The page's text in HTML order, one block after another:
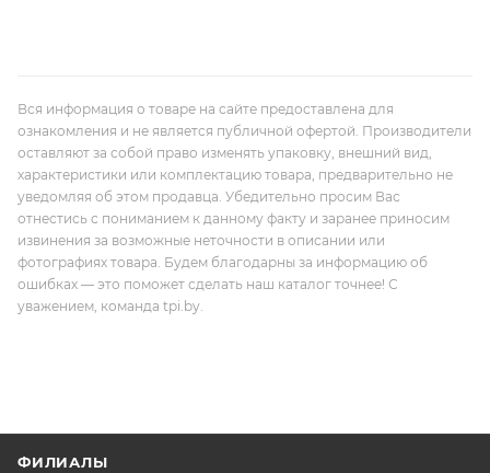
Вся информация о товаре на сайте предоставлена для
ознакомления и не является публичной офертой. Производители
оставляют за собой право изменять упаковку, внешний вид,
характеристики или комплектацию товара, предварительно не
уведомляя об этом продавца. Убедительно просим Вас
отнестись с пониманием к данному факту и заранее приносим
извинения за возможные неточности в описании или
фотографиях товара. Будем благодарны за информацию об
ошибках — это поможет сделать наш каталог точнее! С
уважением, команда tpi.by.
ФИЛИАЛЫ